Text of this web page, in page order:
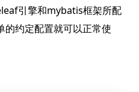
引擎和mybatis框架所配
的约定配置就可以正常使